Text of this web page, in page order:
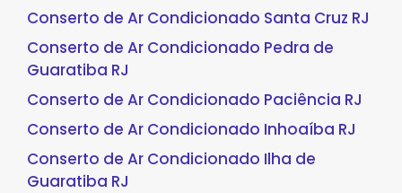
Conserto de Ar Condicionado Santa Cruz RJ
Conserto de Ar Condicionado Pedra de
Guaratiba RJ
Conserto de Ar Condicionado Paciência RJ
Conserto de Ar Condicionado Inhoaíba RJ
Conserto de Ar Condicionado Ilha de
Guaratiba RJ